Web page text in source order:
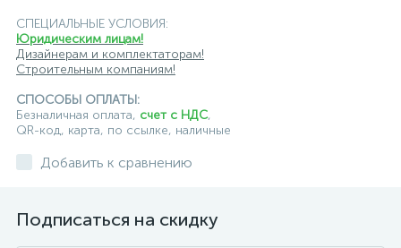
СПЕЦИАЛЬНЫЕ УСЛОВИЯ:
Юридическим лицам!
Дизайнерам и комплектаторам!
Строительным компаниям!
СПОСОБЫ ОПЛАТЫ:
Безналичная оплата, счет с НДС,
QR-код, карта, по ссылке, наличные
Добавить к сравнению
Подписаться на скидку